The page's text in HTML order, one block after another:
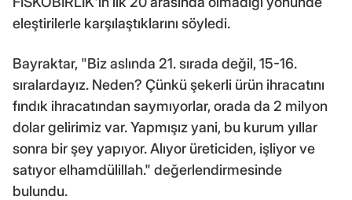
eleştirilerle karşılaştıklarını söyledi.
Bayraktar, "Biz aslında 21. sırada değil, 15-16.
sıralardayız. Neden? Çünkü şekerli ürün ihracatını
fındık ihracatından saymıyorlar, orada da 2 milyon
dolar gelirimiz var. Yapmışız yani, bu kurum yıllar
sonra bir şey yapıyor. Alıyor üreticiden, işliyor ve
satıyor elhamdülillah." değerlendirmesinde
bulundu.